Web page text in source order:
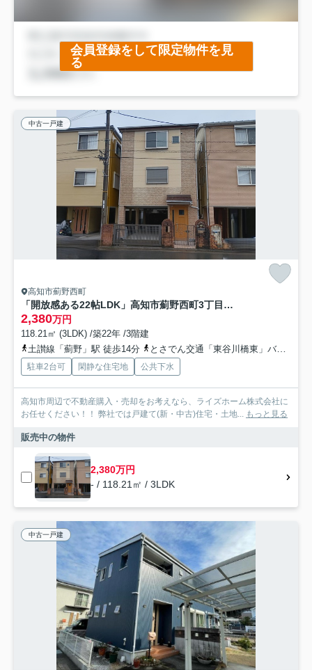
会員登録をして限定物件を見
る
中古一戸建
高知市薊野西町
「開放感ある22帖LDK」高知市薊野西町3丁目 中古一戸建て
2,380万円
118.21㎡ (3LDK) /築22年 /3階建
土讃線「薊野」駅 徒歩14分
とさでん交通「東谷川橋東」バス停下車 徒歩4分
駐車2台可 閑静な住宅地 公共下水
高知市周辺で不動産購入・売却をお考えなら、ライズホーム株式会社に
お任せください！！ 弊社では戸建て(新・中古)住宅・土地... もっと見る
販売中の物件
2,380万円
- / 118.21㎡ / 3LDK
中古一戸建